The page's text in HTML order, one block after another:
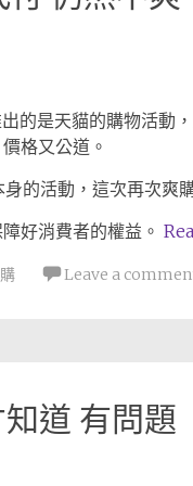
的是天貓的購物活動
格又公道。
的活動，這次再次爽
好消費者的權益。
Leave a
道 有問題